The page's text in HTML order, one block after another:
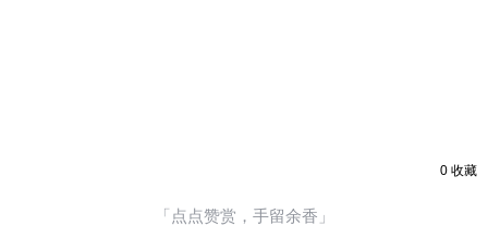
0 收藏
「点点赞赏，手留余香」